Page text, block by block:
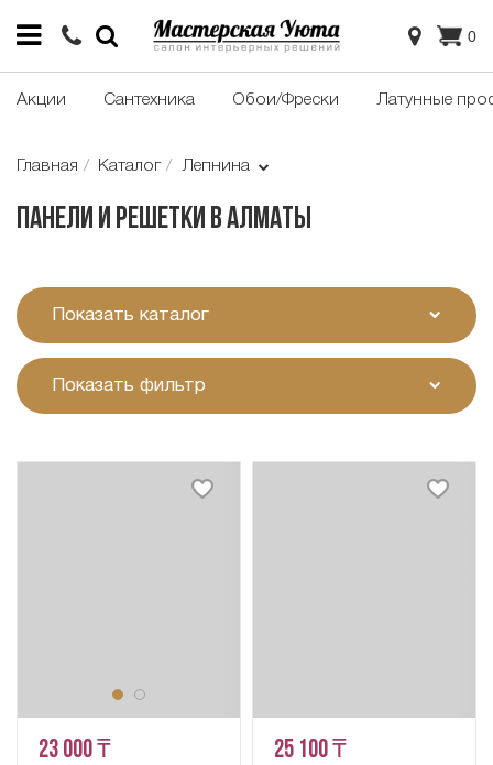
0
Акции Сантехника Обои/Фрески Латунные
Главная Каталог Лепнина
Панели и решетки в Алматы
Показать каталог
Показать фильтр
23 000 ₸ 25 100 ₸